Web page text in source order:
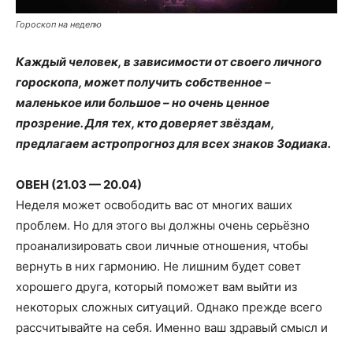
Гороскоп на неделю
Каждый человек, в зависимости от своего личного
гороскопа, может получить собственное –
маленькое или большое – но очень ценное
прозрение. Для тех, кто доверяет звёздам,
предлагаем астропрогноз для всех знаков Зодиака.
ОВЕН (21.03 — 20.04)
Неделя может освободить вас от многих ваших
проблем. Но для этого вы должны очень серьёзно
проанализировать свои личные отношения, чтобы
вернуть в них гармонию. Не лишним будет совет
хорошего друга, который поможет вам выйти из
некоторых сложных ситуаций. Однако прежде всего
рассчитывайте на себя. Именно ваш здравый смысл и